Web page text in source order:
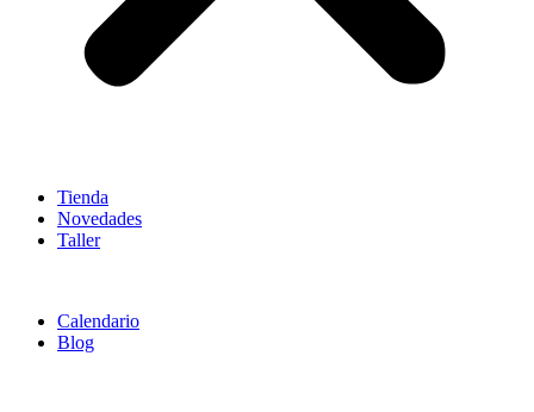
Tienda
Novedades
Taller
Calendario
Blog